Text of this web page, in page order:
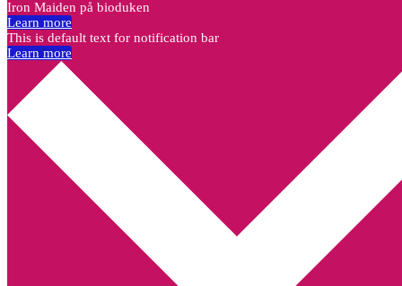
Iron Maiden på bioduken
Learn more
This is default text for notification bar
Learn more